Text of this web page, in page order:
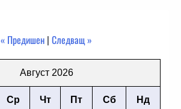
« Предишен | Следващ »
Август 2026
Ср Чт Пт Сб Нд